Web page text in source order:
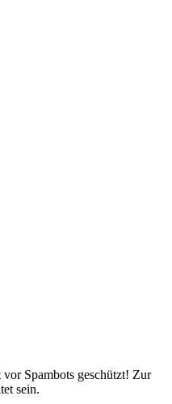
Spambots geschützt! Zur
sein.